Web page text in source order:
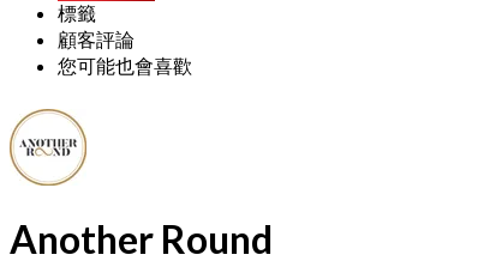
標籤
顧客評論
您可能也會喜歡
Another Round